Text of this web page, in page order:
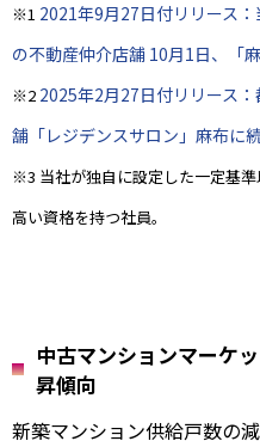
※1 2021年9月27日付リリース
の不動産仲介店舗 10月1日、「
※2 2025年2月27日付リリース
舗「レジデンスサロン」麻布に
※3 当社が独自に設定した一定基
高い資格を持つ社員。
中古マンションマーケ
昇傾向
新築マンション供給戸数の